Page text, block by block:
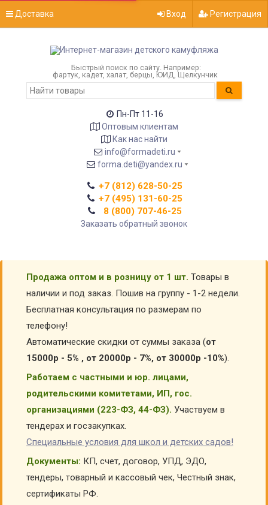
Доставка Вход Регистрация
Быстрый поиск по сайту. Например:
фартук, кадет, халат, берцы, ЮИД, Щелкунчик
Пн-Пт 11-16
Оптовым клиентам
Как нас найти
info@formadeti.ru
forma.deti@yandex.ru
+7 (812) 628-50-25
+7 (495) 131-60-25
8 (800) 707-46-25
Заказать обратный звонок
Продажа оптом и в розницу от 1 шт. Товары в
наличии и под заказ. Пошив на группу - 1-2 недели.
Бесплатная консультация по размерам по
телефону!
Автоматические скидки от суммы заказа (от
15000р - 5% , от 20000р - 7%, от 30000р -10%).
Работаем с частными и юр. лицами,
родительскими комитетами, ИП, гос.
организациями (223-ФЗ, 44-ФЗ). Участвуем в
тендерах и госзакупках.
Специальные условия для школ и детских садов!
Документы: КП, счет, договор, УПД, ЭДО,
тендеры, товарный и кассовый чек, Честный знак,
сертификаты РФ.